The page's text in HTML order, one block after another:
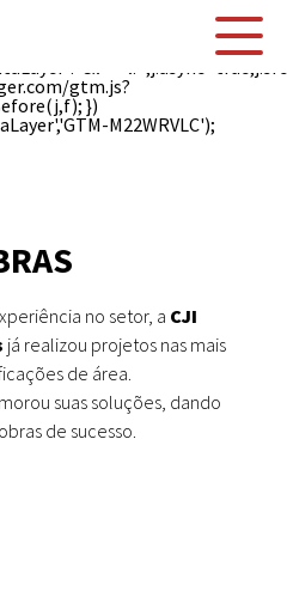
gtm.js?
})
M22WRVLC');
no setor, a CJI
já realizou projetos nas mais
de área.
suas soluções, dando
de sucesso.